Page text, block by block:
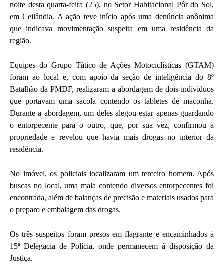
noite desta quarta-feira (25), no Setor Habitacional Pôr do Sol,
em Ceilândia. A ação teve início após uma denúncia anônima
que indicava movimentação suspeita em uma residência da
região.
Equipes do Grupo Tático de Ações Motociclísticas (GTAM)
foram ao local e, com apoio da seção de inteligência do 8º
Batalhão da PMDF, realizaram a abordagem de dois indivíduos
que portavam uma sacola contendo os tabletes de maconha.
Durante a abordagem, um deles alegou estar apenas guardando
o entorpecente para o outro, que, por sua vez, confirmou a
propriedade e revelou que havia mais drogas no interior da
residência.
No imóvel, os policiais localizaram um terceiro homem. Após
buscas no local, uma mala contendo diversos entorpecentes foi
encontrada, além de balanças de precisão e materiais usados para
o preparo e embalagem das drogas.
Os três suspeitos foram presos em flagrante e encaminhados à
15ª Delegacia de Polícia, onde permanecem à disposição da
Justiça.